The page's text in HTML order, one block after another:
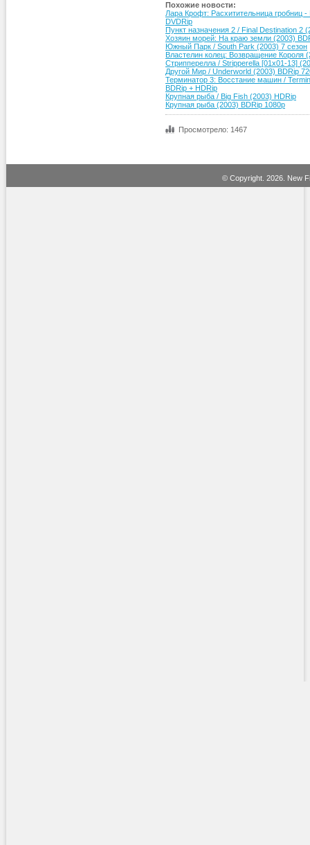
Похожие новости:
Лара Крофт: Расхитительница гробниц
DVDRip
Пункт назначения 2 / Final Destination 2
Хозяин морей: На краю земли (2003)
Южный Парк / South Park (2003) 7 сезон
Властелин колец: Возвращение Короля
Стрипперелла / Stripperella [01x01-13]
Другой Мир / Underworld (2003) BDRip
Терминатор 3: Восстание машин /
BDRip + HDRip
Крупная рыба / Big Fish (2003) HDRip
Крупная рыба (2003) BDRip 1080р
Просмотрело: 1467
© Copyright. 2026. New